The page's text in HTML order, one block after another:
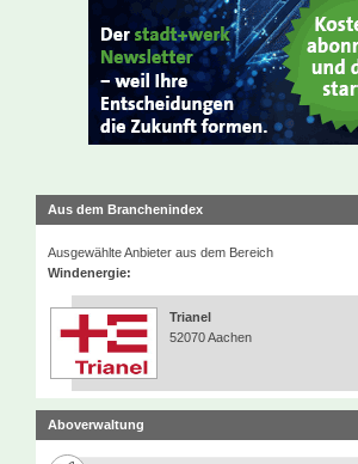
Aus dem Branchenindex
Ausgewählte Anbieter aus dem Bereich
Windenergie:
Trianel
52070 Aachen
Aboverwaltung